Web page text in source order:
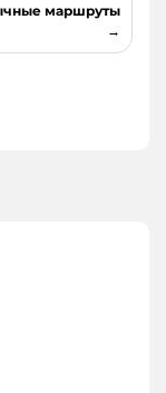
маршруты